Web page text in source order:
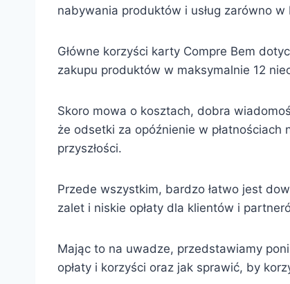
nabywania produktów i usług zarówno
Główne korzyści karty Compre Bem
zakupu produktów w maksymalnie 12
Skoro mowa o kosztach, dobra
że odsetki za opóźnienie w
przyszłości.
Przede wszystkim, bardzo łatwo jest
zalet i niskie opłaty dla klientów i
Mając to na uwadze, przedstawiamy
opłaty i korzyści oraz jak sprawić, by